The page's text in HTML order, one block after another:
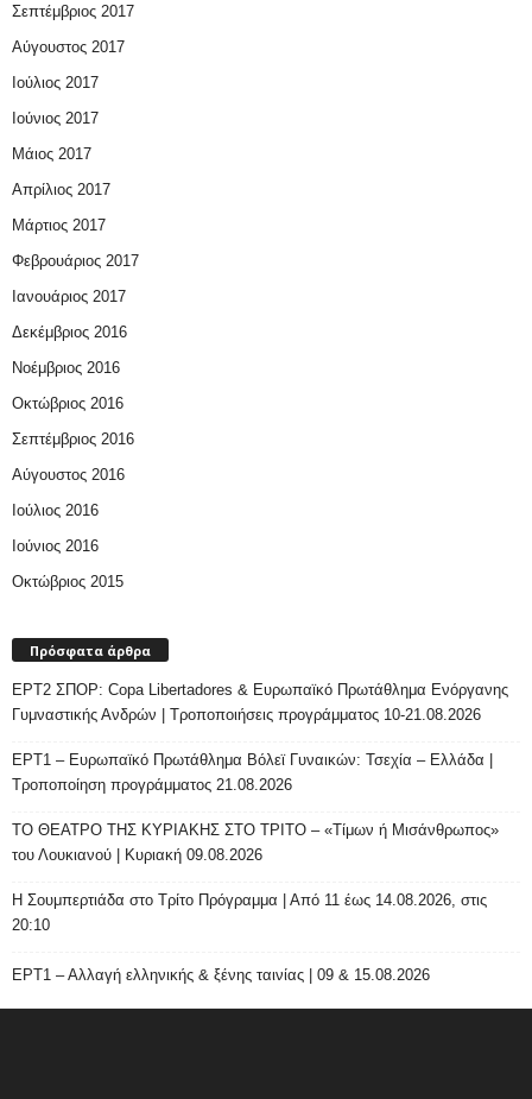
Σεπτέμβριος 2017
Αύγουστος 2017
Ιούλιος 2017
Ιούνιος 2017
Μάιος 2017
Απρίλιος 2017
Μάρτιος 2017
Φεβρουάριος 2017
Ιανουάριος 2017
Δεκέμβριος 2016
Νοέμβριος 2016
Οκτώβριος 2016
Σεπτέμβριος 2016
Αύγουστος 2016
Ιούλιος 2016
Ιούνιος 2016
Οκτώβριος 2015
Πρόσφατα άρθρα
ΕΡΤ2 ΣΠΟΡ: Copa Libertadores & Ευρωπαϊκό Πρωτάθλημα Ενόργανης
Γυμναστικής Ανδρών | Τροποποιήσεις προγράμματος 10-21.08.2026
ΕΡΤ1 – Ευρωπαϊκό Πρωτάθλημα Βόλεϊ Γυναικών: Τσεχία – Ελλάδα |
Τροποποίηση προγράμματος 21.08.2026
ΤΟ ΘΕΑΤΡΟ ΤΗΣ ΚΥΡΙΑΚΗΣ ΣΤΟ ΤΡΙΤΟ – «Τίμων ή Μισάνθρωπος»
του Λουκιανού | Κυριακή 09.08.2026
H Σουμπερτιάδα στο Τρίτο Πρόγραμμα | Από 11 έως 14.08.2026, στις
20:10
ΕΡΤ1 – Αλλαγή ελληνικής & ξένης ταινίας | 09 & 15.08.2026